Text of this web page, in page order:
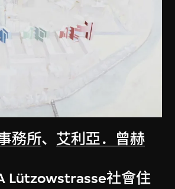
務所、 艾利亞．曾赫
Lützowstrasse社會住